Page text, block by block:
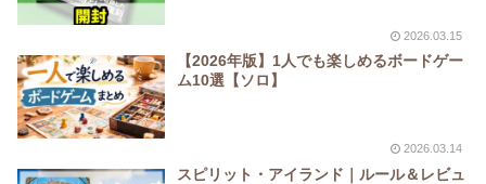
2026.03.15
【2026年版】1人でも楽しめるボードゲー
ム10選【ソロ】
2026.03.14
スピリット・アイランド｜ルール＆レビュ